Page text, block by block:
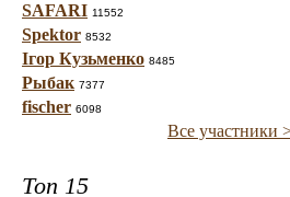
SAFARI 11552
Spektor 8532
Ігор Кузьменко 8485
Рыбак 7377
fischer 6098
Все участники
Топ 15